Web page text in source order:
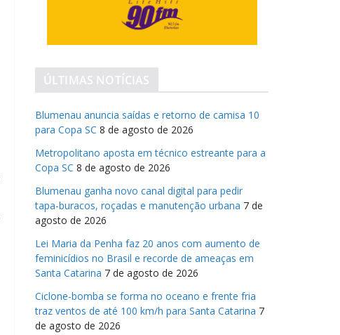
ÚLTIMAS NOTÍCIAS
Blumenau anuncia saídas e retorno de camisa 10
para Copa SC 8 de agosto de 2026
Metropolitano aposta em técnico estreante para a
Copa SC 8 de agosto de 2026
Blumenau ganha novo canal digital para pedir
tapa-buracos, roçadas e manutenção urbana 7 de
agosto de 2026
Lei Maria da Penha faz 20 anos com aumento de
feminicídios no Brasil e recorde de ameaças em
Santa Catarina 7 de agosto de 2026
Ciclone-bomba se forma no oceano e frente fria
traz ventos de até 100 km/h para Santa Catarina 7
de agosto de 2026